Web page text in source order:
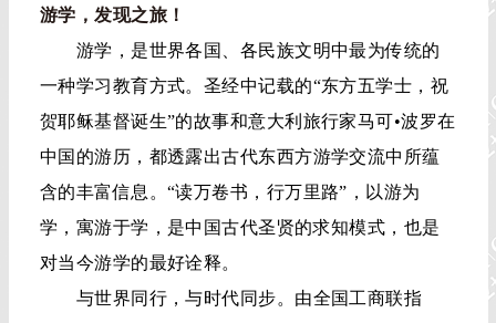
游学，发现之旅！
游学，是世界各国、各民族文明中最为传统的
一种学习教育方式。圣经中记载的“东方五学士，祝
贺耶稣基督诞生”的故事和意大利旅行家马可•波罗在
中国的游历，都透露出古代东西方游学交流中所蕴
含的丰富信息。“读万卷书，行万里路”，以游为
学，寓游于学，是中国古代圣贤的求知模式，也是
对当今游学的最好诠释。
与世界同行，与时代同步。由全国工商联指